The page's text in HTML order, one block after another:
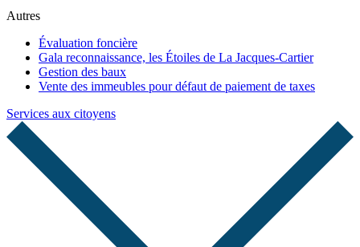
Autres
Évaluation foncière
Gala reconnaissance, les Étoiles de La Jacques-Cartier
Gestion des baux
Vente des immeubles pour défaut de paiement de taxes
Services aux citoyens